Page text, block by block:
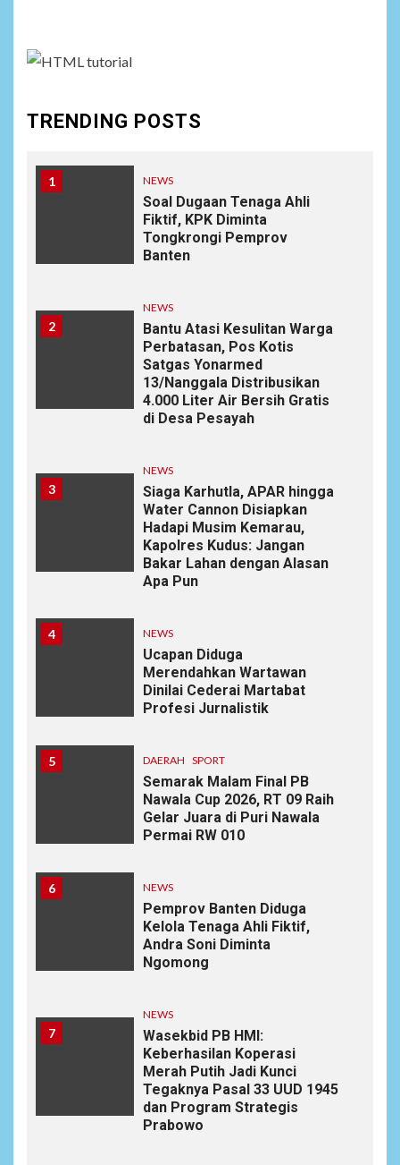
TRENDING POSTS
1 NEWS
Soal Dugaan Tenaga Ahli
Fiktif, KPK Diminta
Tongkrongi Pemprov
Banten
2
NEWS
Bantu Atasi Kesulitan Warga
Perbatasan, Pos Kotis
Satgas Yonarmed
13/Nanggala Distribusikan
4.000 Liter Air Bersih Gratis
di Desa Pesayah
3
NEWS
Siaga Karhutla, APAR hingga
Water Cannon Disiapkan
Hadapi Musim Kemarau,
Kapolres Kudus: Jangan
Bakar Lahan dengan Alasan
Apa Pun
4 NEWS
Ucapan Diduga
Merendahkan Wartawan
Dinilai Cederai Martabat
Profesi Jurnalistik
5 DAERAH SPORT
Semarak Malam Final PB
Nawala Cup 2026, RT 09 Raih
Gelar Juara di Puri Nawala
Permai RW 010
6 NEWS
Pemprov Banten Diduga
Kelola Tenaga Ahli Fiktif,
Andra Soni Diminta
Ngomong
7
NEWS
Wasekbid PB HMI:
Keberhasilan Koperasi
Merah Putih Jadi Kunci
Tegaknya Pasal 33 UUD 1945
dan Program Strategis
Prabowo